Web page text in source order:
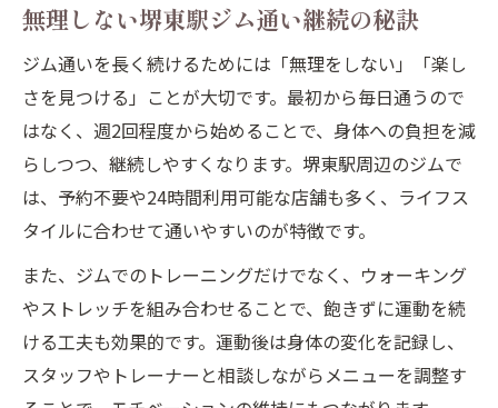
無理しない堺東駅ジム通い継続の秘訣
ジム通いを長く続けるためには「無理をしない」「楽し
さを見つける」ことが大切です。最初から毎日通うので
はなく、週2回程度から始めることで、身体への負担を減
らしつつ、継続しやすくなります。堺東駅周辺のジムで
は、予約不要や24時間利用可能な店舗も多く、ライフス
タイルに合わせて通いやすいのが特徴です。
また、ジムでのトレーニングだけでなく、ウォーキング
やストレッチを組み合わせることで、飽きずに運動を続
ける工夫も効果的です。運動後は身体の変化を記録し、
スタッフやトレーナーと相談しながらメニューを調整す